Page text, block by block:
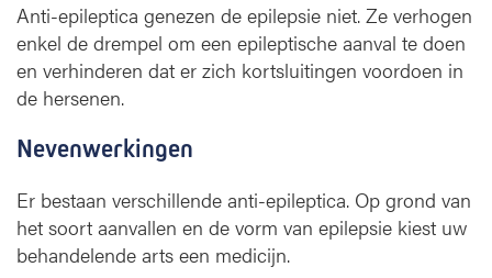
Anti-epileptica genezen de epilepsie niet. Ze verhogen
enkel de drempel om een epileptische aanval te doen
en verhinderen dat er zich kortsluitingen voordoen in
de hersenen.
Nevenwerkingen
Er bestaan verschillende anti-epileptica. Op grond van
het soort aanvallen en de vorm van epilepsie kiest uw
behandelende arts een medicijn.